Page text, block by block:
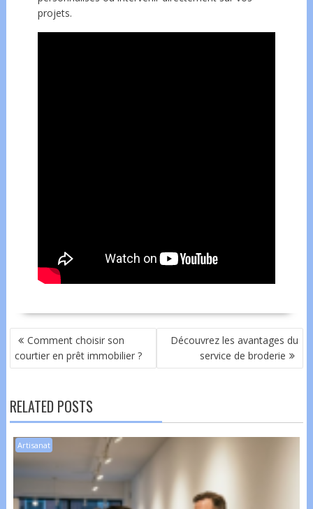
projets.
NAVIGATION
DE
L’ARTICLE
Comment choisir son
courtier en prêt immobilier ?
Découvrez les avantages du
service de broderie
RELATED POSTS
Artisanat